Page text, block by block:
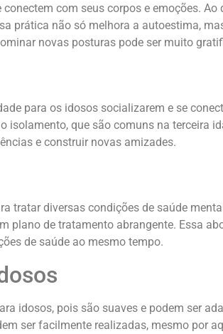
com seus corpos e emoções.
prática não só melhora a autoestima,
novas posturas pode ser muito
para os idosos socializarem e se
que são comuns na terceira
e construir novas amizades.
tratar diversas condições de saúde
plano de tratamento abrangente. Essa
de saúde ao mesmo tempo.
idosos, pois são suaves e podem ser
ser facilmente realizadas, mesmo por